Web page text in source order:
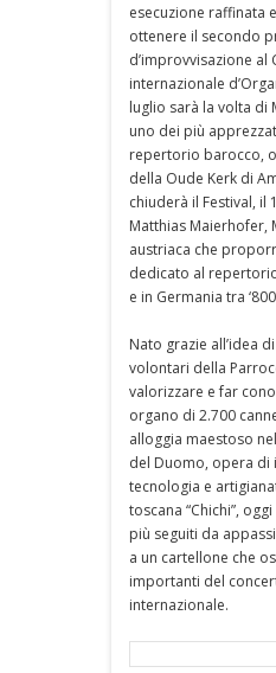
esecuzione raffinata
ottenere il secondo
d’improvvisazione al
internazionale
luglio sarà la volta di
uno dei più
repertorio barocco,
della Oude Kerk di
chiuderà il Festival, il
Matthias Maierhofer,
austriaca che
dedicato al
e in Germania tra ‘800
Nato grazie all’idea
volontari della
valorizzare e far
organo di 2.700
alloggia maestoso
del Duomo, opera di
tecnologia e
toscana “Chichi”,
più seguiti da
a un cartellone che
importanti del
internazionale.